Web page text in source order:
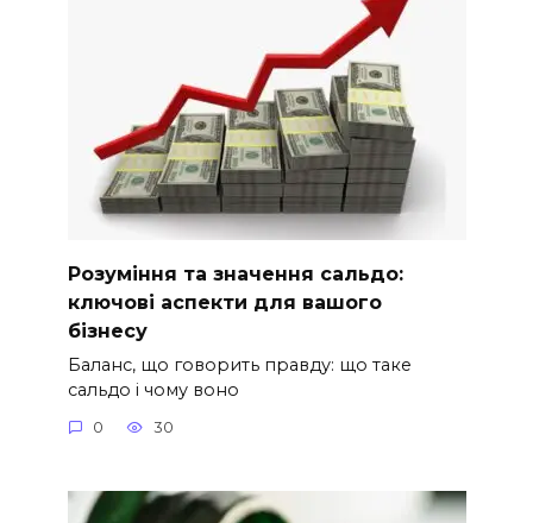
Розуміння та значення сальдо:
ключові аспекти для вашого
бізнесу
Баланс, що говорить правду: що таке
сальдо і чому воно
0 30